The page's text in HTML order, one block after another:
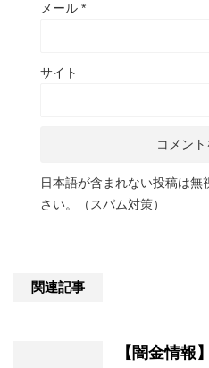
メール *
サイト
日本語が含まれない投稿は
さい。（スパム対策）
関連記事
【闇金情報